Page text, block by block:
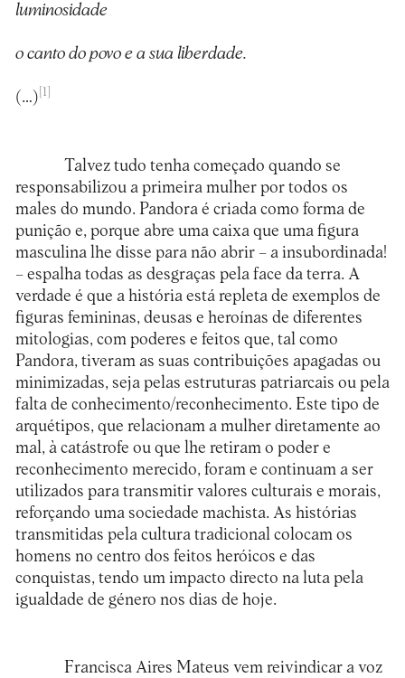
luminosidade
o canto do povo e a sua liberdade.
(…) [1]
Talvez tudo tenha começado quando se
responsabilizou a primeira mulher por todos os
males do mundo. Pandora é criada como forma de
punição e, porque abre uma caixa que uma figura
masculina lhe disse para não abrir – a insubordinada!
– espalha todas as desgraças pela face da terra. A
verdade é que a história está repleta de exemplos de
figuras femininas, deusas e heroínas de diferentes
mitologias, com poderes e feitos que, tal como
Pandora, tiveram as suas contribuições apagadas ou
minimizadas, seja pelas estruturas patriarcais ou pela
falta de conhecimento/reconhecimento. Este tipo de
arquétipos, que relacionam a mulher diretamente ao
mal, à catástrofe ou que lhe retiram o poder e
reconhecimento merecido, foram e continuam a ser
utilizados para transmitir valores culturais e morais,
reforçando uma sociedade machista. As histórias
transmitidas pela cultura tradicional colocam os
homens no centro dos feitos heróicos e das
conquistas, tendo um impacto directo na luta pela
igualdade de género nos dias de hoje.
Francisca Aires Mateus vem reivindicar a voz